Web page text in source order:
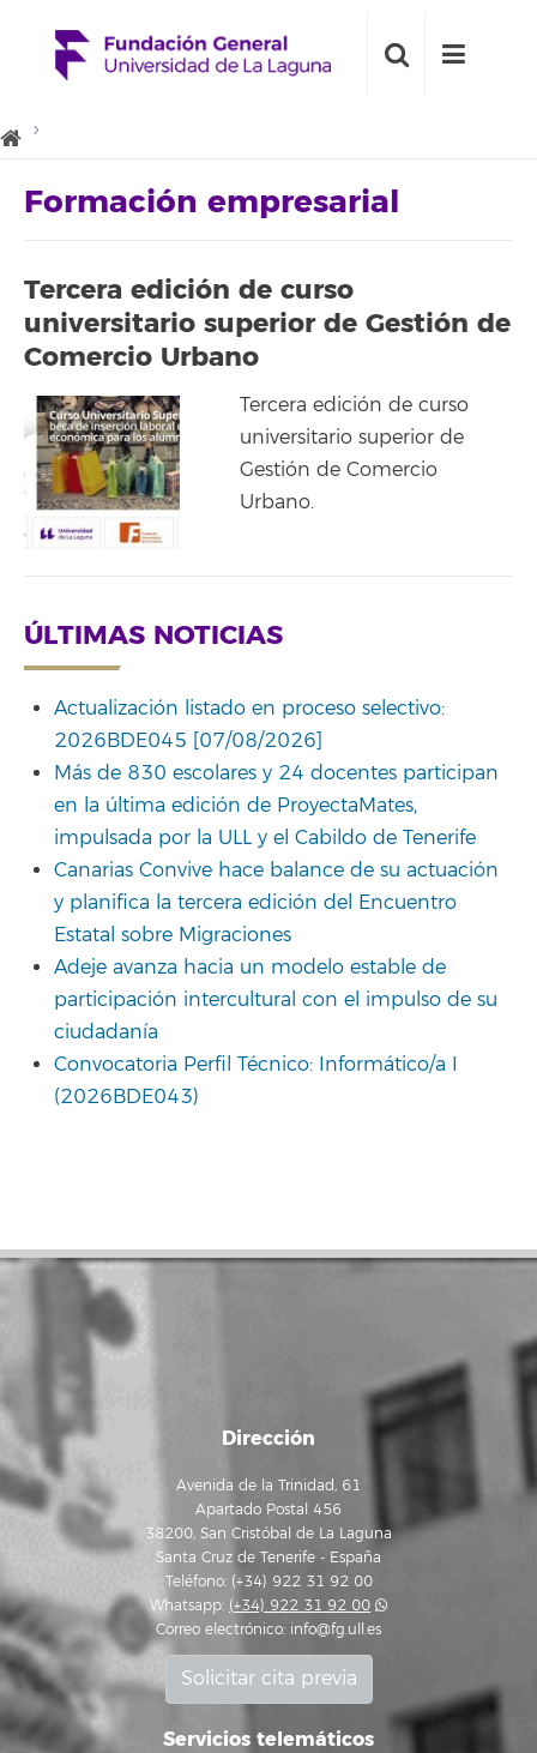
Formación empresarial
Tercera edición de curso
universitario superior de Gestión de
Comercio Urbano
Tercera edición de curso
universitario superior de
Gestión de Comercio
Urbano.
ÚLTIMAS NOTICIAS
Actualización listado en proceso selectivo:
2026BDE045 [07/08/2026]
Más de 830 escolares y 24 docentes participan
en la última edición de ProyectaMates,
impulsada por la ULL y el Cabildo de Tenerife
Canarias Convive hace balance de su actuación
y planifica la tercera edición del Encuentro
Estatal sobre Migraciones
Adeje avanza hacia un modelo estable de
participación intercultural con el impulso de su
ciudadanía
Convocatoria Perfil Técnico: Informático/a I
(2026BDE043)
Dirección
Avenida de la Trinidad, 61
Apartado Postal 456
38200, San Cristóbal de La Laguna
Santa Cruz de Tenerife - España
Teléfono: (+34) 922 31 92 00
Whatsapp: (+34) 922 31 92 00
Correo electrónico: info@fg.ull.es
Solicitar cita previa
Servicios telemáticos